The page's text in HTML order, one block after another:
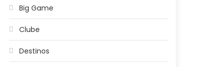
Big Game
Clube
Destinos